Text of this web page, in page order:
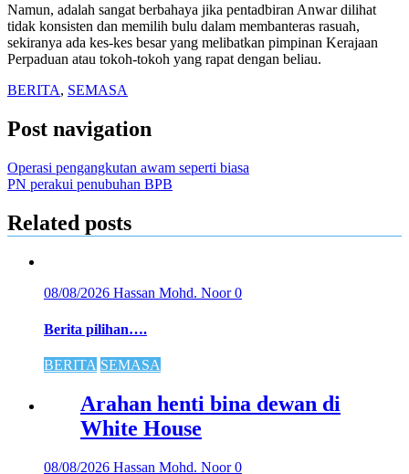
Namun, adalah sangat berbahaya jika pentadbiran Anwar dilihat
tidak konsisten dan memilih bulu dalam membanteras rasuah,
sekiranya ada kes-kes besar yang melibatkan pimpinan Kerajaan
Perpaduan atau tokoh-tokoh yang rapat dengan beliau.
BERITA, SEMASA
Post navigation
Operasi pengangkutan awam seperti biasa
PN perakui penubuhan BPB
Related posts
08/08/2026 Hassan Mohd. Noor0
Berita pilihan….
BERITA SEMASA
Arahan henti bina dewan di
White House
08/08/2026 Hassan Mohd. Noor0